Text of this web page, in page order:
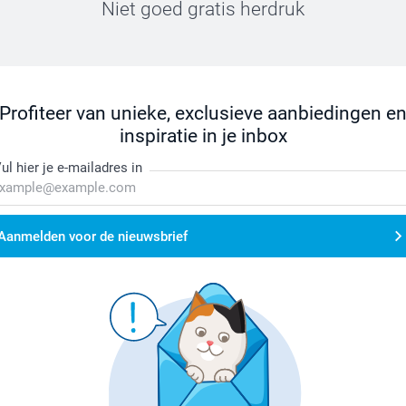
Niet goed gratis herdruk
Profiteer van unieke, exclusieve aanbiedingen en
inspiratie in je inbox
hier je e-mailadres in
voor de nieuwsbrief